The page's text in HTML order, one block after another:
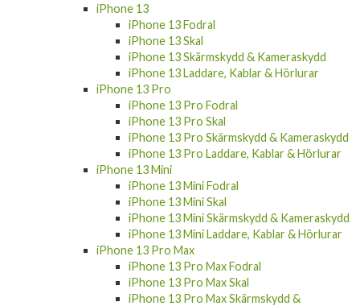
iPhone 13 Fodral
iPhone 13 Skal
iPhone 13 Skärmskydd & Kameraskydd
iPhone 13 Laddare, Kablar & Hörlurar
iPhone 13 Pro
iPhone 13 Pro Fodral
iPhone 13 Pro Skal
iPhone 13 Pro Skärmskydd & Kameraskydd
iPhone 13 Pro Laddare, Kablar & Hörlurar
iPhone 13 Mini
iPhone 13 Mini Fodral
iPhone 13 Mini Skal
iPhone 13 Mini Skärmskydd & Kameraskydd
iPhone 13 Mini Laddare, Kablar & Hörlurar
iPhone 13 Pro Max
iPhone 13 Pro Max Fodral
iPhone 13 Pro Max Skal
iPhone 13 Pro Max Skärmskydd &
Kameraskydd